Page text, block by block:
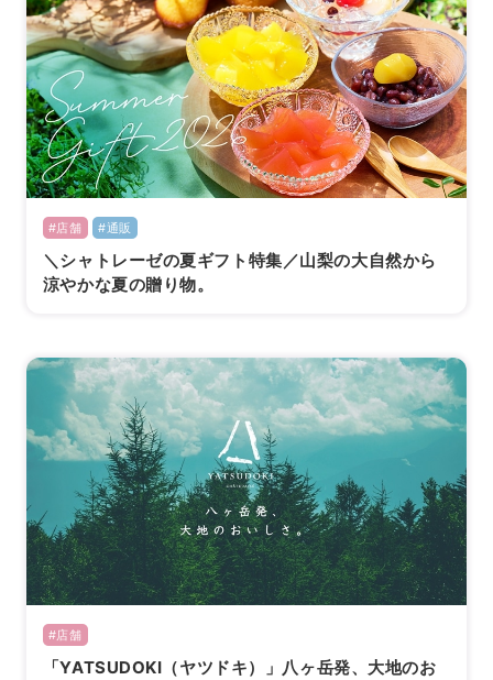
#店舗 #通販
＼シャトレーゼの夏ギフト特集／山梨の大自然から
涼やかな夏の贈り物。
#店舗
「YATSUDOKI（ヤツドキ）」八ヶ岳発、大地のお